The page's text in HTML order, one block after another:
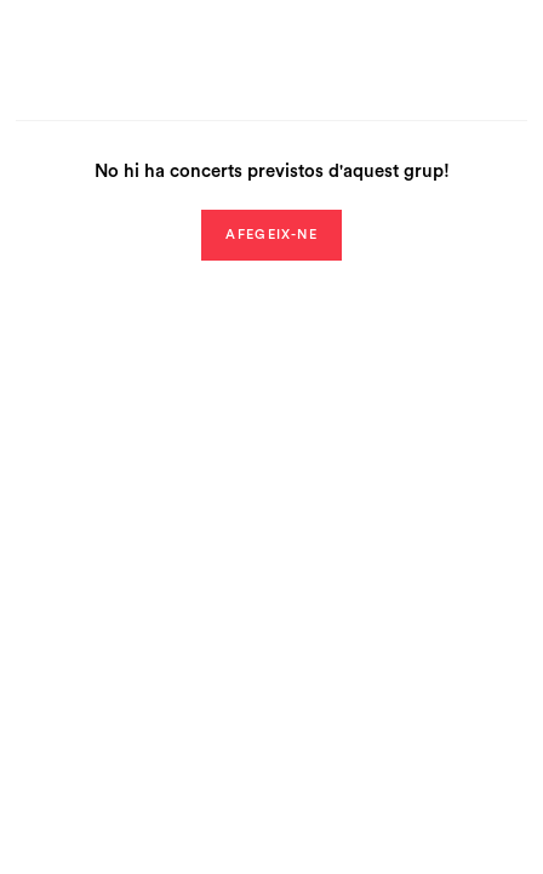
No hi ha concerts previstos d'aquest grup!
AFEGEIX-NE